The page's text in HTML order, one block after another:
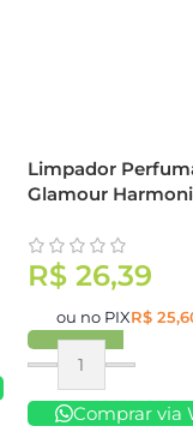
Limpador
Glamour
R$26,39
ou no PIXR$
Comprar
Comprar via